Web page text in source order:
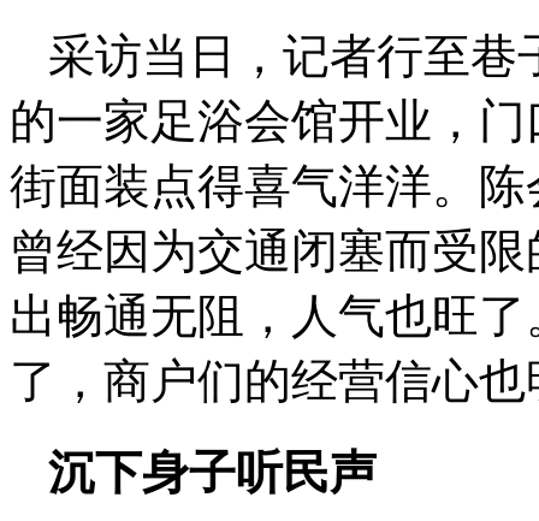
采访当日，记者行至巷
的一家足浴会馆开业，
街面装点得喜气洋洋。
曾经因为交通闭塞而受
出畅通无阻，人气也旺
了，商户们的经营信心
沉下身子听民声